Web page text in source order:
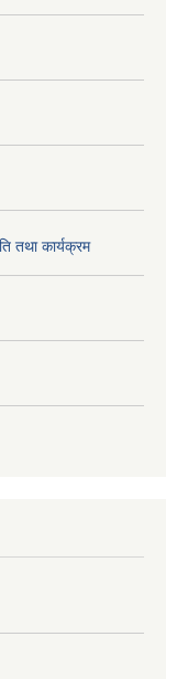
तथा कार्यक्रम